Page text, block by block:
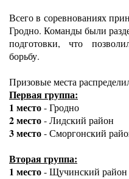
Всего в соревнованиях
Гродно. Команды были
подготовки, что
борьбу.
Призовые места
Первая группа:
1 место - Гродно
2 место - Лидский район
3 место - Сморгонский
Вторая группа:
1 место - Щучинский район